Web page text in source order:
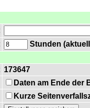
Stunden
173647
Daten am Ende der
Kurze